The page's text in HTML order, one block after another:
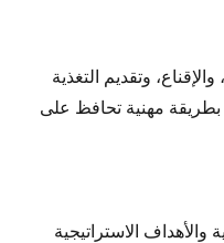
وتقديم التغذية
بطريقة مهنية تحافظ على
والأهداف الاستراتيجية